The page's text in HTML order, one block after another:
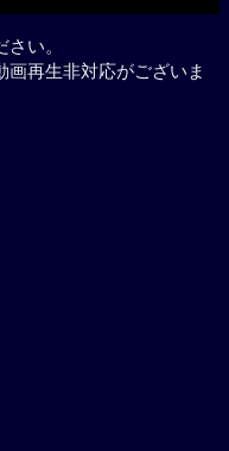
い。
再生非対応がございま